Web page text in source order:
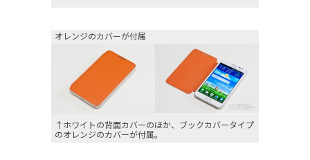
オレンジのカバーが付属
↑ホワイトの背面カバーのほか、ブックカバータイプ
のオレンジのカバーが付属。